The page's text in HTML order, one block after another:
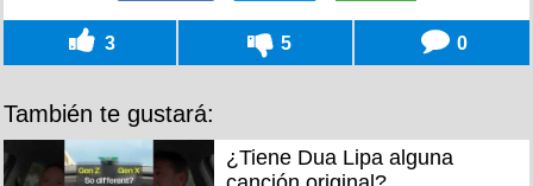
3 5 0
También te gustará:
¿Tiene Dua Lipa alguna